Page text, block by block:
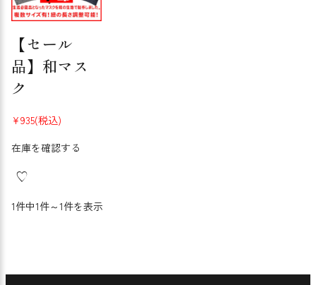
【セール
品】和マス
ク
¥935(税込)
在庫を確認する
1件中1件～1件を表示